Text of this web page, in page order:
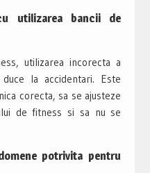
utilizarea bancii de
utilizarea incorecta a
la accidentari. Este
corecta, sa se ajusteze
de fitness si sa nu se
potrivita pentru